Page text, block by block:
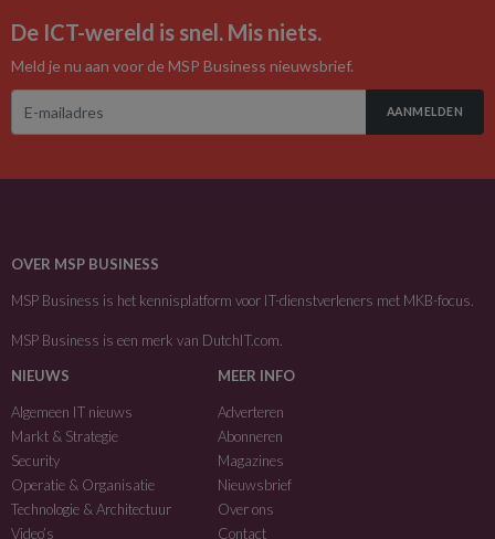
De ICT-wereld is snel. Mis niets.
Meld je nu aan voor de MSP Business nieuwsbrief.
AANMELDEN
OVER MSP BUSINESS
MSP Business is het kennisplatform voor IT-dienstverleners met MKB-focus.
MSP Business is een merk van DutchIT.com.
NIEUWS
Algemeen IT nieuws
Markt & Strategie
Security
Operatie & Organisatie
Technologie & Architectuur
Video’s
MEER INFO
Adverteren
Abonneren
Magazines
Nieuwsbrief
Over ons
Contact